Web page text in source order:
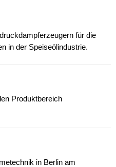
für die
in der Speiseölindustrie.
Produktbereich
in Berlin am